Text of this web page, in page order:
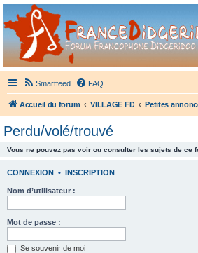
France Didgeridoo
Didgeridoo et Guimbarde sur France Didgeridoo -
Smartfeed FAQ
Accueil du forum VILLAGE FD Petites
Perdu/volé/trouvé
Vous ne pouvez pas voir ou consulter les sujets de ce
CONNEXION • INSCRIPTION
Nom d’utilisateur :
Mot de passe :
Se souvenir de moi